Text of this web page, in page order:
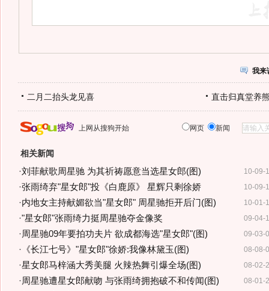
我来
二月二抬头龙见喜 直击归真堂养
上网从搜狗开始 网页 新闻
相关新闻
10-09-
·刘菲献歌周星驰 为其祈祷愿意当选星女郎(图)
10-09-
·张雨绮弃"星女郎"投《白鹿原》 星辉只剩徐娇
10-01-
·内地女主持献媚欲当"星女郎" 周星驰拒开后门(图)
09-04-
·"星女郎"张雨绮力挺周星驰夺金像奖
09-03-
·周星驰09年要拍功夫片 欲成都海选"星女郎"(图)
08-08-
· 《长江七号》"星女郎"徐娇:我像林黛玉(图)
08-02-
·星女郎马梓涵大秀美腿 火辣热舞引爆全场(图)
08-01-
·周星驰遭星女郎献吻 与张雨绮拥抱破不和传闻(图)